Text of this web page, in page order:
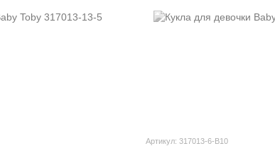
Артикул: 317013-6-B10